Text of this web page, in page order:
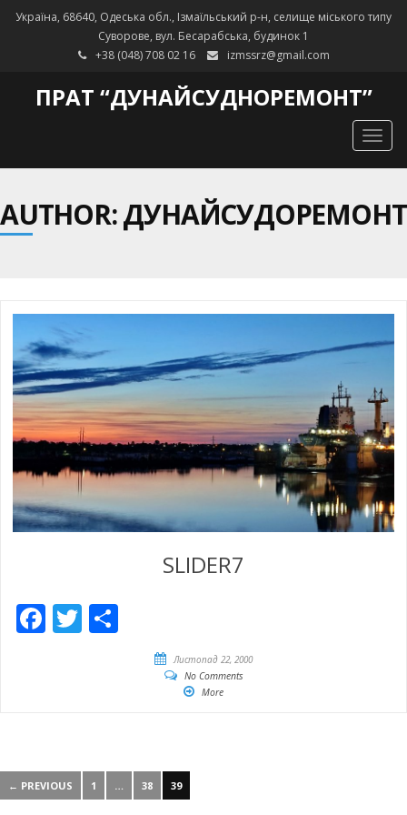
Україна, 68640, Одеська обл., Ізмаїльський р-н, селище міського типу
Суворове, вул. Бесарабська, будинок 1
+38 (048) 708 02 16
izmssrz@gmail.com
ПРАТ “ДУНАЙСУДНОРЕМОНТ”
AUTHOR:ДУНАЙСУДОРЕМОНТ
SLIDER7
Facebook
Twitter
Листопад 22, 2000
No Comments
More
← PREVIOUS 1 … 38 39